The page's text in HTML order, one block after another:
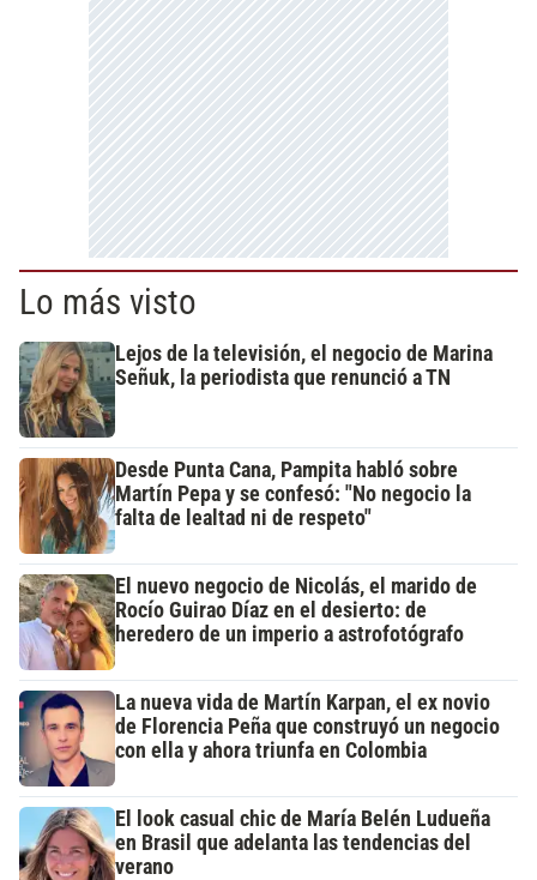
Lo más visto
Lejos de la televisión, el negocio de Marina
Señuk, la periodista que renunció a TN
Desde Punta Cana, Pampita habló sobre
Martín Pepa y se confesó: "No negocio la
falta de lealtad ni de respeto"
El nuevo negocio de Nicolás, el marido de
Rocío Guirao Díaz en el desierto: de
heredero de un imperio a astrofotógrafo
La nueva vida de Martín Karpan, el ex novio
de Florencia Peña que construyó un negocio
con ella y ahora triunfa en Colombia
El look casual chic de María Belén Ludueña
en Brasil que adelanta las tendencias del
verano